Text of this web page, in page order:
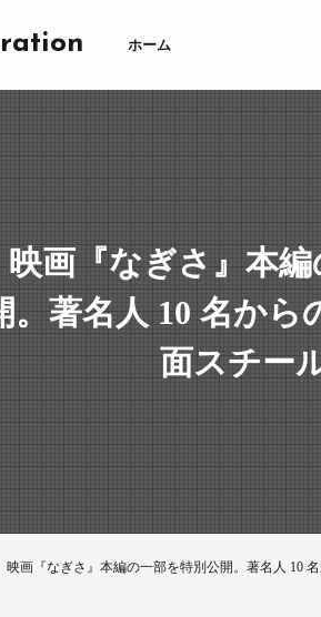
ホーム
映画『なぎさ』本
。著名人 10 名か
面スチー
映画『なぎさ』本編の一部を特別公開。著名人 10